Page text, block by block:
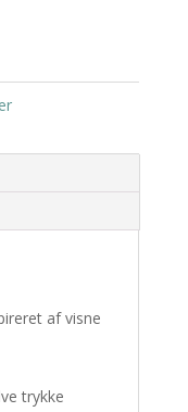
af visne
trykke